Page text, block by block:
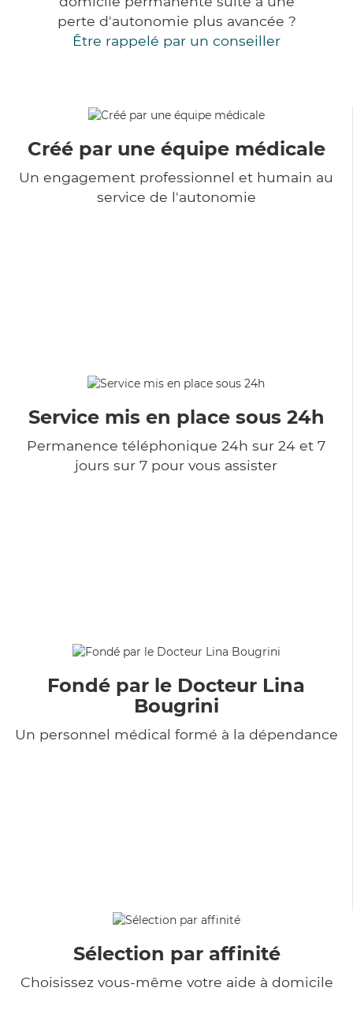
perte d'autonomie plus avancée ?
Être rappelé par un conseiller
Créé par une équipe médicale
Un engagement professionnel et humain au
service de l'autonomie
Service mis en place sous 24h
Permanence téléphonique 24h sur 24 et 7
jours sur 7 pour vous assister
Fondé par le Docteur Lina
Bougrini
Un personnel médical formé à la dépendance
Sélection par affinité
Choisissez vous-même votre aide à domicile